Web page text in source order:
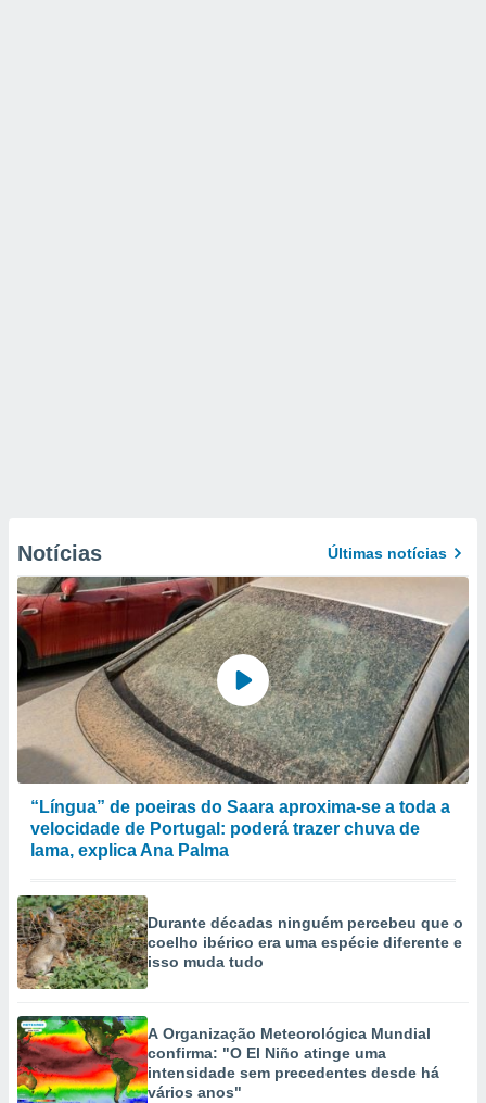
Notícias Últimas notícias
“Língua” de poeiras do Saara aproxima-se a toda a
velocidade de Portugal: poderá trazer chuva de
lama, explica Ana Palma
Durante décadas ninguém percebeu que o
coelho ibérico era uma espécie diferente e
isso muda tudo
A Organização Meteorológica Mundial
confirma: "O El Niño atinge uma
intensidade sem precedentes desde há
vários anos"